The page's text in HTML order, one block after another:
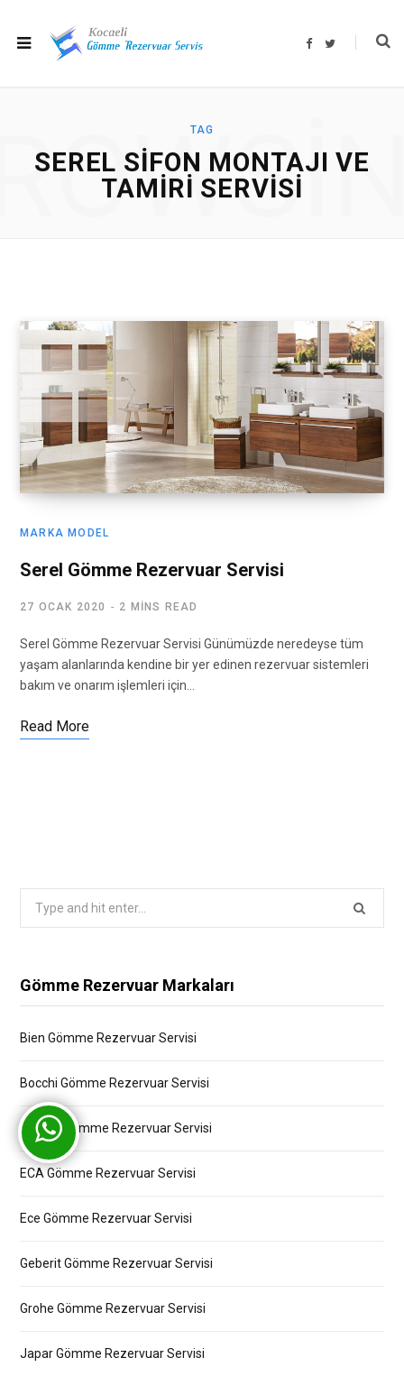
F
T
TAG
SEREL SIFON MONTAJI VE
TAMIRI SERVISI
MARKA MODEL
Serel Gömme Rezervuar Servisi
27 OCAK 2020 2 MINS READ
Serel Gömme Rezervuar Servisi Günümüzde neredeyse tüm
yaşam alanlarında kendine bir yer edinen rezervuar sistemleri
bakım ve onarım işlemleri için…
Read More
Gömme Rezervuar Markaları
Bien Gömme Rezervuar Servisi
Bocchi Gömme Rezervuar Servisi
Creavit Gömme Rezervuar Servisi
ECA Gömme Rezervuar Servisi
Ece Gömme Rezervuar Servisi
Geberit Gömme Rezervuar Servisi
Grohe Gömme Rezervuar Servisi
Japar Gömme Rezervuar Servisi